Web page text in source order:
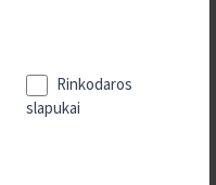
Rinkodaros
slapukai